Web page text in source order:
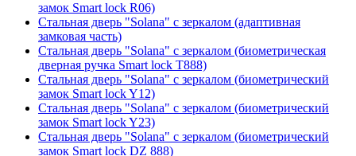
замок Smart lock R06)
Стальная дверь "Solana" с зеркалом (адаптивная
замковая часть)
Стальная дверь "Solana" с зеркалом (биометрическая
дверная ручка Smart lock T888)
Стальная дверь "Solana" с зеркалом (биометрический
замок Smart lock Y12)
Стальная дверь "Solana" с зеркалом (биометрический
замок Smart lock Y23)
Стальная дверь "Solana" с зеркалом (биометрический
замок Smart lock DZ 888)